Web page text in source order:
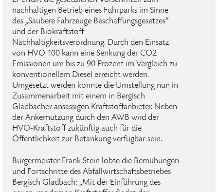
nachhaltigen Betrieb eines Fuhrparks im Sinne
des „Saubere Fahrzeuge Beschaffungsgesetzes“
und der Biokraftstoff-
Nachhaltigkeitsverordnung. Durch den Einsatz
von HVO 100 kann eine Senkung der CO2
Emissionen um bis zu 90 Prozent im Vergleich zu
konventionellem Diesel erreicht werden.
Umgesetzt werden konnte die Umstellung nun in
Zusammenarbeit mit einem in Bergisch
Gladbacher ansässigen Kraftstoffanbieter. Neben
der Ankernutzung durch den AWB wird der
HVO-Kraftstoff zukünftig auch für die
Öffentlichkeit zur Betankung verfügbar sein.
Bürgermeister Frank Stein lobte die Bemühungen
und Fortschritte des Abfallwirtschaftsbetriebes
Bergisch Gladbach: „Mit der Einführung des